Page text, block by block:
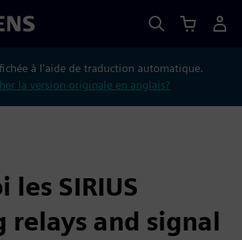
à l'aide de traduction automatique.
la version originale en anglais?
les SIRIUS
relays and signal